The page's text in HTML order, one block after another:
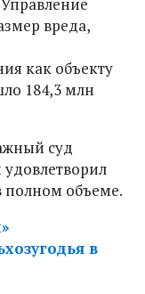
вреда,
как объекту
184,3 млн
суд
полном объеме.
в